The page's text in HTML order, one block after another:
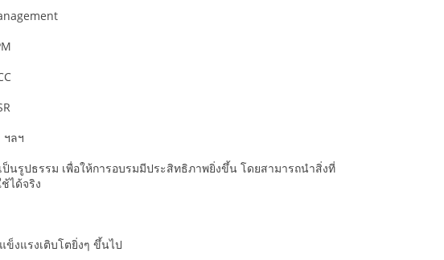
ฯลฯ
นรูปธรรม เพื่อให้การอบรมมีประสิทธิภาพยิ่งขึ้น โดยสามารถนำสิ่งที่
ได้จริง
ข็งแรงเติบโตยิ่งๆ ขึ้นไป